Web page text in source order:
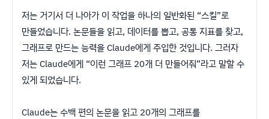
저는 거기서 더 나아가 이 작업을 하나의 일반화된 “스킬”로
만들었습니다. 논문들을 읽고, 데이터를 뽑고, 공통 지표를 찾고,
그래프로 만드는 능력을 Claude에게 주입한 것입니다. 그러자
저는 Claude에게 “이런 그래프 20개 더 만들어줘”라고 말할 수
있게 되었습니다.
Claude는 수백 편의 논문을 읽고 20개의 그래프를